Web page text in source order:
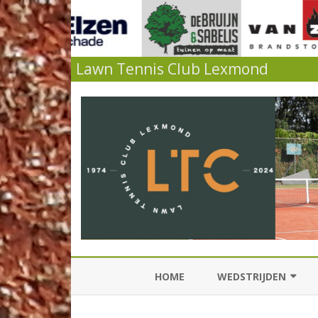
Lawn Tennis Club Lexmond
HOME WEDSTRIJDEN